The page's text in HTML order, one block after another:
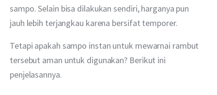
Layanan
sampo. Selain bisa dilakukan sendiri, harganya pun
jauh lebih terjangkau karena bersifat temporer.
Tetapi apakah sampo instan untuk mewarnai rambut
tersebut aman untuk digunakan? Berikut ini
penjelasannya.